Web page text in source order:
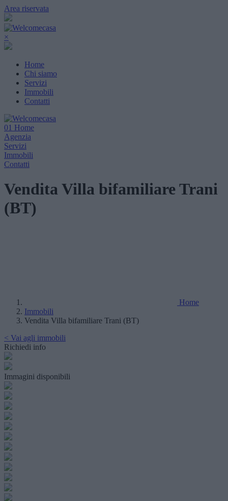
Area riservata
×
Home
Chi siamo
Servizi
Immobili
Contatti
01 Home
Agenzia
Servizi
Immobili
Contatti
Vendita Villa bifamiliare Trani
(BT)
Home
Immobili
Vendita Villa bifamiliare Trani (BT)
< Vai agli immobili
Richiedi info
Immagini disponibili